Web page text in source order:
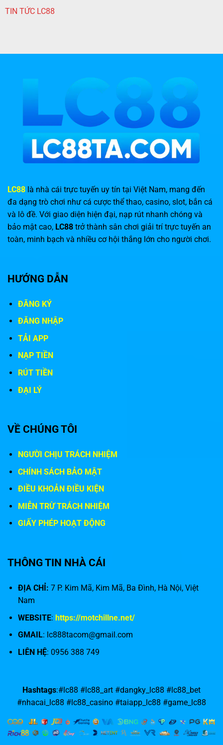
TIN TỨC LC88
LC88 là nhà cái trực tuyến uy tín tại Việt Nam, mang đến
đa dạng trò chơi như cá cược thể thao, casino, slot, bắn cá
và lô đề. Với giao diện hiện đại, nạp rút nhanh chóng và
bảo mật cao, LC88 trở thành sân chơi giải trí trực tuyến an
toàn, minh bạch và nhiều cơ hội thắng lớn cho người chơi.
HƯỚNG DẪN
ĐĂNG KÝ
ĐĂNG NHẬP
TẢI APP
NẠP TIỀN
RÚT TIỀN
ĐẠI LÝ
VỀ CHÚNG TÔI
NGƯỜI CHỊU TRÁCH NHIỆM
CHÍNH SÁCH BẢO MẬT
ĐIỀU KHOẢN ĐIỀU KIỆN
MIỄN TRỪ TRÁCH NHIỆM
GIẤY PHÉP HOẠT ĐỘNG
THÔNG TIN NHÀ CÁI
ĐỊA CHỈ: 7 P. Kim Mã, Kim Mã, Ba Đình, Hà Nội, Việt
Nam
WEBSITE: https://motchillne.net/
GMAIL: lc888tacom@gmail.com
LIÊN HỆ: 0956 388 749
Hashtags:#lc88 #lc88_art #dangky_lc88 #lc88_bet
#nhacai_lc88 #lc88_casino #taiapp_lc88 #game_lc88